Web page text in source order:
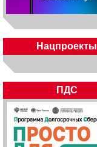
Нацпроекты
ПДС